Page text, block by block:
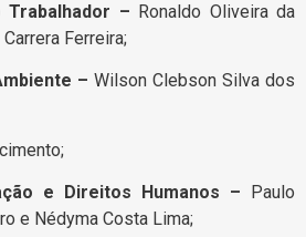
Trabalhador – Ronaldo Oliveira da
Ferreira;
– Wilson Clebson Silva dos
e Direitos Humanos –
Paulo
e Nédyma Costa Lima;